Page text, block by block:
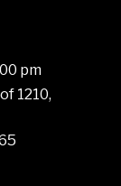
pm
1210,